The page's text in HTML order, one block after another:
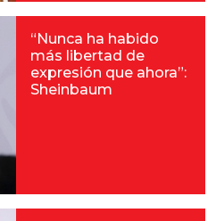
“Nunca ha habido
más libertad de
expresión que ahora”:
Sheinbaum